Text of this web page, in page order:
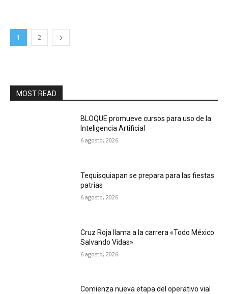
1 2
MOST READ
BLOQUE promueve cursos para uso de la
Inteligencia Artificial
6 agosto, 2026
Tequisquiapan se prepara para las fiestas
patrias
6 agosto, 2026
Cruz Roja llama a la carrera «Todo México
Salvando Vidas»
6 agosto, 2026
Comienza nueva etapa del operativo vial